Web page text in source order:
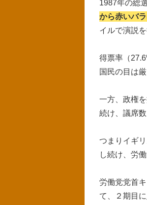
1987年の総
から赤いバ
イルで演説
得票率（
国民の目は
一方、政権
続け、議席
つまりイギ
し続け、労
労働党党首
て、２期目